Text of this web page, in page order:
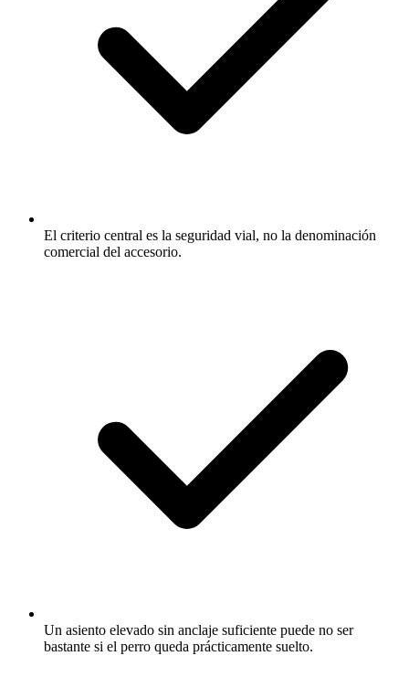
El criterio central es la seguridad vial, no la denominación
comercial del accesorio.
Un asiento elevado sin anclaje suficiente puede no ser
bastante si el perro queda prácticamente suelto.